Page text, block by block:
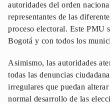
autoridades del orden
representantes de las
proceso electoral. Este PMU
Bogotá y con todos los
Asimismo, las autoridades
todas las denuncias
irregulares que puedan
normal desarrollo de las